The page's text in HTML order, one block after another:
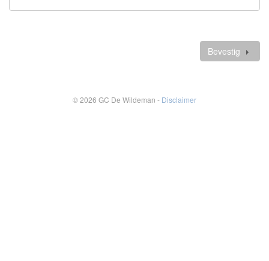
Bevestig
© 2026 GC De Wildeman - Disclaimer